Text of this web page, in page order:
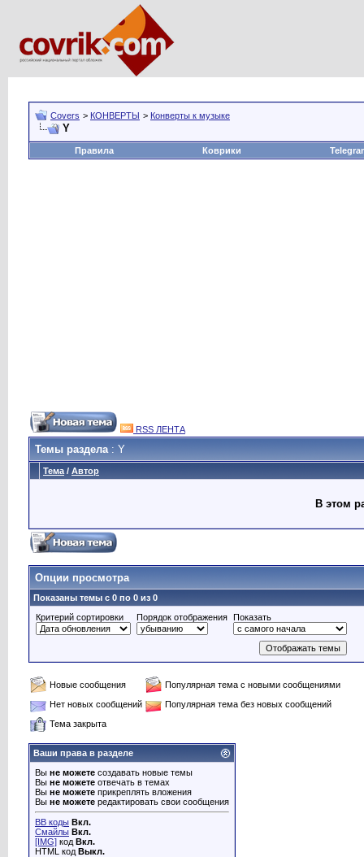
Covers > КОНВЕРТЫ > Конверты к музыке
Y
Правила Коврики
RSS ЛЕНТА
Темы раздела: Y
Тема / Автор
В этом
Опции просмотра
Показаны темы с 0 по 0 из 0
Критерий сортировки
Порядок отображения Показать
Новые сообщения
Популярная тема с новыми сообщениями
Нет новых сообщений
Популярная тема без новых сообщений
Тема закрыта
Ваши права в разделе
Вы не можете создавать новые темы
Вы не можете отвечать в темах
Вы не можете прикреплять вложения
Вы не можете редактировать свои сообщения
BB коды Вкл.
Смайлы Вкл.
[IMG] код Вкл.
HTML код Выкл.